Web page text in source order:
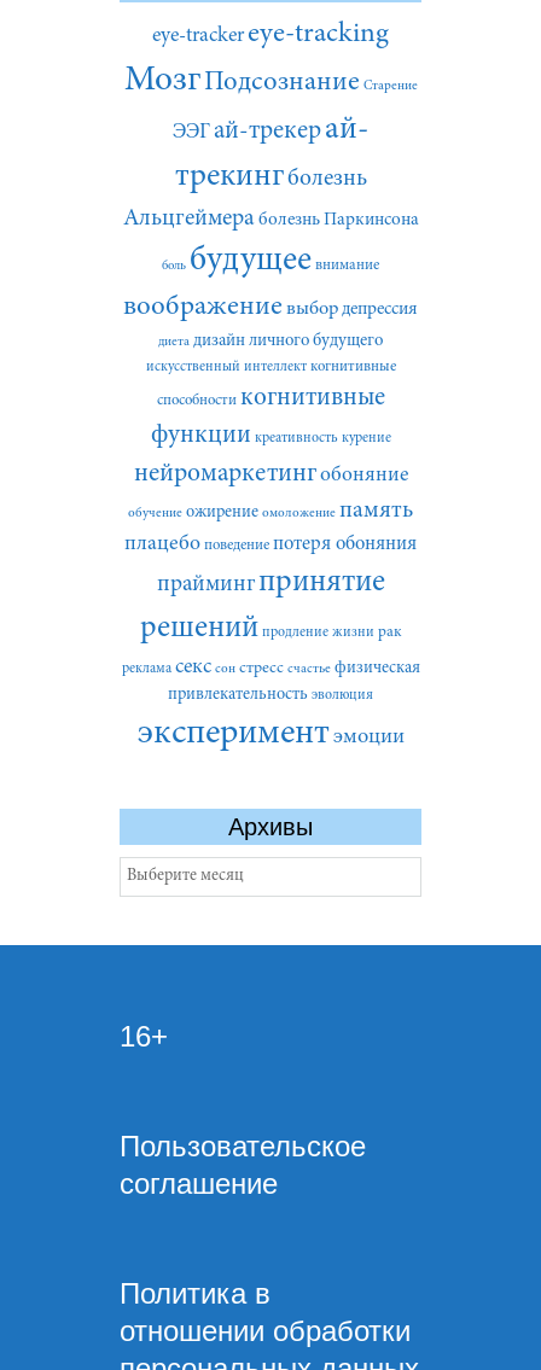
eye-tracker eye-tracking
МозгПодсознание Старение
ЭЭГай-трекерай-
трекингболезнь
Альцгеймера болезнь Паркинсона
боль будущее внимание
воображение выбор депрессия
диета дизайн личного будущего
искусственный интеллект когнитивные
способности когнитивные
функции креативность курение
нейромаркетингобоняние
обучение ожирение омоложение память
плацебо поведение потеря обоняния
праймингпринятие
решений продление жизни рак
реклама секс сон стресс счастье физическая
привлекательность эволюция
экспериментэмоции
Архивы
Архивы
16+
Пользовательское
соглашение
Политика в
отношении обработки